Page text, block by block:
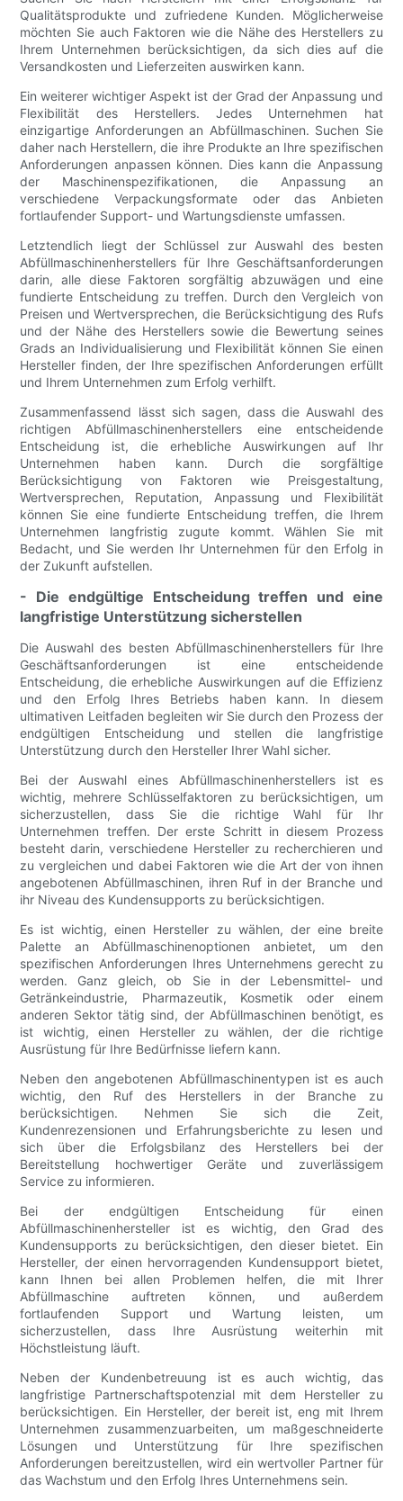
Qualitätsprodukte und zufriedene Kunden. Möglicherweise
möchten Sie auch Faktoren wie die Nähe des Herstellers zu
Ihrem Unternehmen berücksichtigen, da sich dies auf die
Versandkosten und Lieferzeiten auswirken kann.
Ein weiterer wichtiger Aspekt ist der Grad der Anpassung und
Flexibilität des Herstellers. Jedes Unternehmen hat
einzigartige Anforderungen an Abfüllmaschinen. Suchen Sie
daher nach Herstellern, die ihre Produkte an Ihre spezifischen
Anforderungen anpassen können. Dies kann die Anpassung
der Maschinenspezifikationen, die Anpassung an
verschiedene Verpackungsformate oder das Anbieten
fortlaufender Support- und Wartungsdienste umfassen.
Letztendlich liegt der Schlüssel zur Auswahl des besten
Abfüllmaschinenherstellers für Ihre Geschäftsanforderungen
darin, alle diese Faktoren sorgfältig abzuwägen und eine
fundierte Entscheidung zu treffen. Durch den Vergleich von
Preisen und Wertversprechen, die Berücksichtigung des Rufs
und der Nähe des Herstellers sowie die Bewertung seines
Grads an Individualisierung und Flexibilität können Sie einen
Hersteller finden, der Ihre spezifischen Anforderungen erfüllt
und Ihrem Unternehmen zum Erfolg verhilft.
Zusammenfassend lässt sich sagen, dass die Auswahl des
richtigen Abfüllmaschinenherstellers eine entscheidende
Entscheidung ist, die erhebliche Auswirkungen auf Ihr
Unternehmen haben kann. Durch die sorgfältige
Berücksichtigung von Faktoren wie Preisgestaltung,
Wertversprechen, Reputation, Anpassung und Flexibilität
können Sie eine fundierte Entscheidung treffen, die Ihrem
Unternehmen langfristig zugute kommt. Wählen Sie mit
Bedacht, und Sie werden Ihr Unternehmen für den Erfolg in
der Zukunft aufstellen.
- Die endgültige Entscheidung treffen und eine
langfristige Unterstützung sicherstellen
Die Auswahl des besten Abfüllmaschinenherstellers für Ihre
Geschäftsanforderungen ist eine entscheidende
Entscheidung, die erhebliche Auswirkungen auf die Effizienz
und den Erfolg Ihres Betriebs haben kann. In diesem
ultimativen Leitfaden begleiten wir Sie durch den Prozess der
endgültigen Entscheidung und stellen die langfristige
Unterstützung durch den Hersteller Ihrer Wahl sicher.
Bei der Auswahl eines Abfüllmaschinenherstellers ist es
wichtig, mehrere Schlüsselfaktoren zu berücksichtigen, um
sicherzustellen, dass Sie die richtige Wahl für Ihr
Unternehmen treffen. Der erste Schritt in diesem Prozess
besteht darin, verschiedene Hersteller zu recherchieren und
zu vergleichen und dabei Faktoren wie die Art der von ihnen
angebotenen Abfüllmaschinen, ihren Ruf in der Branche und
ihr Niveau des Kundensupports zu berücksichtigen.
Es ist wichtig, einen Hersteller zu wählen, der eine breite
Palette an Abfüllmaschinenoptionen anbietet, um den
spezifischen Anforderungen Ihres Unternehmens gerecht zu
werden. Ganz gleich, ob Sie in der Lebensmittel- und
Getränkeindustrie, Pharmazeutik, Kosmetik oder einem
anderen Sektor tätig sind, der Abfüllmaschinen benötigt, es
ist wichtig, einen Hersteller zu wählen, der die richtige
Ausrüstung für Ihre Bedürfnisse liefern kann.
Neben den angebotenen Abfüllmaschinentypen ist es auch
wichtig, den Ruf des Herstellers in der Branche zu
berücksichtigen. Nehmen Sie sich die Zeit,
Kundenrezensionen und Erfahrungsberichte zu lesen und
sich über die Erfolgsbilanz des Herstellers bei der
Bereitstellung hochwertiger Geräte und zuverlässigem
Service zu informieren.
Bei der endgültigen Entscheidung für einen
Abfüllmaschinenhersteller ist es wichtig, den Grad des
Kundensupports zu berücksichtigen, den dieser bietet. Ein
Hersteller, der einen hervorragenden Kundensupport bietet,
kann Ihnen bei allen Problemen helfen, die mit Ihrer
Abfüllmaschine auftreten können, und außerdem
fortlaufenden Support und Wartung leisten, um
sicherzustellen, dass Ihre Ausrüstung weiterhin mit
Höchstleistung läuft.
Neben der Kundenbetreuung ist es auch wichtig, das
langfristige Partnerschaftspotenzial mit dem Hersteller zu
berücksichtigen. Ein Hersteller, der bereit ist, eng mit Ihrem
Unternehmen zusammenzuarbeiten, um maßgeschneiderte
Lösungen und Unterstützung für Ihre spezifischen
Anforderungen bereitzustellen, wird ein wertvoller Partner für
das Wachstum und den Erfolg Ihres Unternehmens sein.